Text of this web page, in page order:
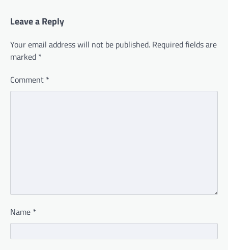
Leave a Reply
Your email address will not be published. Required fields are
marked *
Comment *
Name *